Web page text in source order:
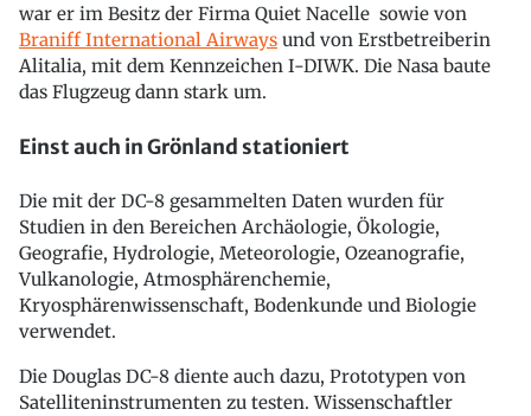
war er im Besitz der Firma Quiet Nacelle sowie von
Braniff International Airways und von Erstbetreiberin
Alitalia, mit dem Kennzeichen I-DIWK. Die Nasa baute
das Flugzeug dann stark um.
Einst auch in Grönland stationiert
Die mit der DC-8 gesammelten Daten wurden für
Studien in den Bereichen Archäologie, Ökologie,
Geografie, Hydrologie, Meteorologie, Ozeanografie,
Vulkanologie, Atmosphärenchemie,
Kryosphärenwissenschaft, Bodenkunde und Biologie
verwendet.
Die Douglas DC-8 diente auch dazu, Prototypen von
Satelliteninstrumenten zu testen. Wissenschaftler